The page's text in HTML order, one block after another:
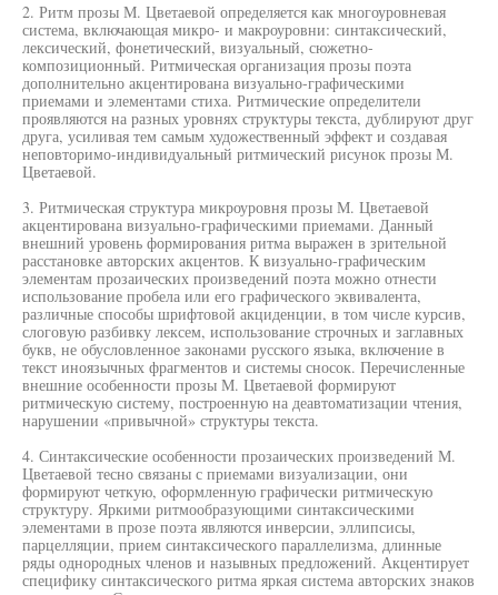
2. Ритм прозы М. Цветаевой определяется как многоуровневая
система, включающая микро- и макроуровни: синтаксический,
лексический, фонетический, визуальный, сюжетно-
композиционный. Ритмическая организация прозы поэта
дополнительно акцентирована визуально-графическими
приемами и элементами стиха. Ритмические определители
проявляются на разных уровнях структуры текста, дублируют друг
друга, усиливая тем самым художественный эффект и создавая
неповторимо-индивидуальный ритмический рисунок прозы М.
Цветаевой.
3. Ритмическая структура микроуровня прозы М. Цветаевой
акцентирована визуально-графическими приемами. Данный
внешний уровень формирования ритма выражен в зрительной
расстановке авторских акцентов. К визуально-графическим
элементам прозаических произведений поэта можно отнести
использование пробела или его графического эквивалента,
различные способы шрифтовой акциденции, в том числе курсив,
слоговую разбивку лексем, использование строчных и заглавных
букв, не обусловленное законами русского языка, включение в
текст иноязычных фрагментов и системы сносок. Перечисленные
внешние особенности прозы М. Цветаевой формируют
ритмическую систему, построенную на деавтоматизации чтения,
нарушении «привычной» структуры текста.
4. Синтаксические особенности прозаических произведений М.
Цветаевой тесно связаны с приемами визуализации, они
формируют четкую, оформленную графически ритмическую
структуру. Яркими ритмообразующими синтаксическими
элементами в прозе поэта являются инверсии, эллипсисы,
парцелляции, прием синтаксического параллелизма, длинные
ряды однородных членов и назывных предложений. Акцентирует
специфику синтаксического ритма яркая система авторских знаков